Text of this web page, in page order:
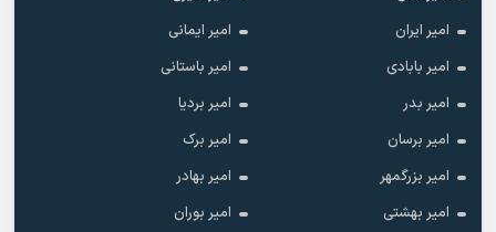
امیر ایران
امیر ایمانی
امیر بابادی
امیر باستانی
امیر بدر
امیر بردیا
امیر برسان
امیر برک
امیر بزرگمهر
امیر بهادر
امیر بهشتی
امیر بوران